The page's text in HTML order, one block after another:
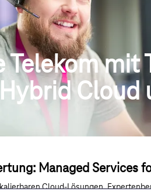
Telekom mit
Cloud
Managed Services
Cloud-Lösungen,